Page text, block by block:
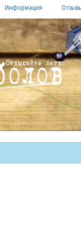
Информация